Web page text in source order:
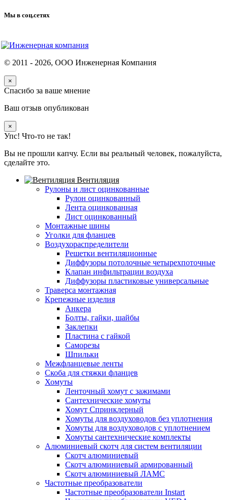
Мы в соц.сетях
© 2011 - 2026, ООО Инженерная Компания
×
Спасибо за ваше мнение
Ваш отзыв опубликован
×
Упс! Что-то не так!
Вы не прошли капчу. Если вы реальный человек, пожалуйста,
сделайте это.
Вентиляция
Рулоны и лист оцинкованные
Рулон оцинкованный
Лента оцинкованная
Лист оцинкованный
Монтажные шины
Уголки для фланцев
Воздухораспределители
Решетки вентиляционные
Диффузоры потолочные четырехпоточные
Клапан инфильтрации воздуха
Диффузоры пластиковые универсальные
Траверса монтажная
Крепежные изделия
Анкера
Болты, гайки, шайбы
Заклепки
Пластина с гайкой
Саморезы
Шпильки
Межфланцевые ленты
Скоба для стяжки фланцев
Хомуты
Ленточный хомут с зажимами
Сантехнические хомуты
Хомут Спринклерный
Хомуты для воздуховодов без уплотнения
Хомуты для воздуховодов с уплотнением
Хомуты сантехнические комплекты
Алюминиевый скотч для систем вентиляции
Скотч алюминиевый
Скотч алюминиевый армированный
Скотч алюминиевый ЛАМС
Частотные преобразователи
Частотные преобразователи Instart